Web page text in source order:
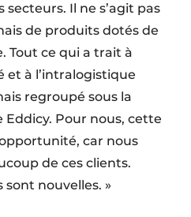
Il ne s’agit pas
de produits dotés de
Tout ce qui a trait à
et à l’intralogistique
regroupé sous la
Pour nous, cette
car nous
de ces clients.
sont nouvelles. »